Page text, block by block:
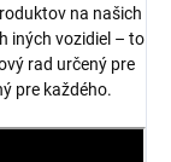
na našich
iných vozidiel – to
rad určený pre
pre každého.